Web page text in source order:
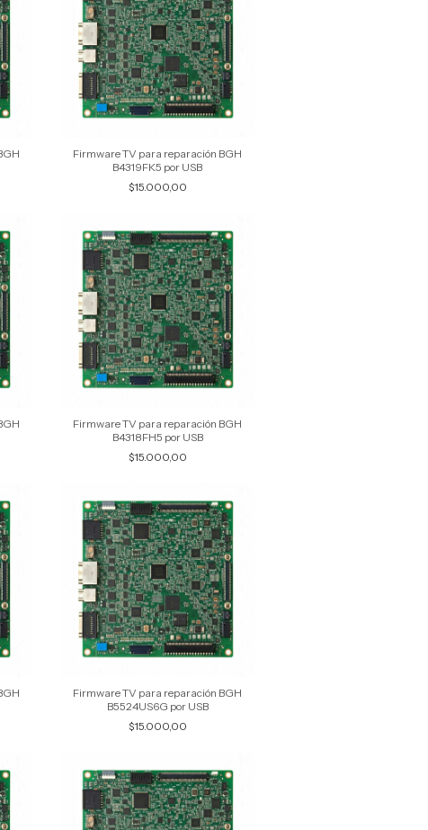
Firmware TV para reparación BGH
B4319FK5 por USB
$15.000,00
Firmware TV para reparación BGH
B4318FH5 por USB
$15.000,00
Firmware TV para reparación BGH
B5524US6G por USB
$15.000,00